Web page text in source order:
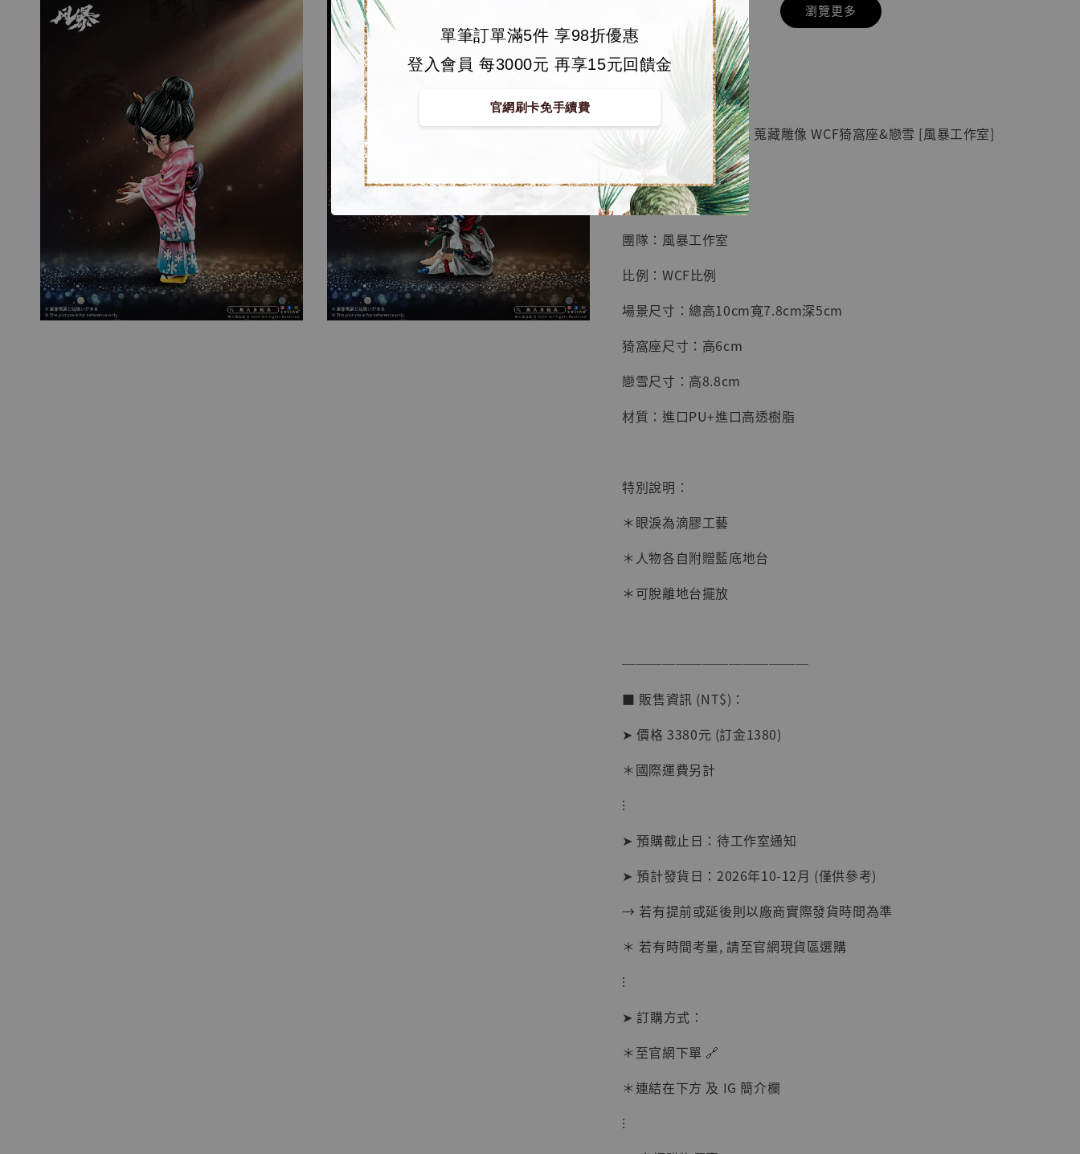
單筆訂單滿5件 享98折優惠
登入會員 每3000元 再享15元回饋金
官網刷卡免手續費
【店內現貨】七龍珠
系列蒐藏雕像 悟空
鳥山明紀念款 [奇蹟
工作室]
NT$ 4,280
NT$ 5,580
- +
加入購物車
系列蒐藏雕像 布魯
克達摩 [7STARS
Studio]
NT$ 1,870
加購優惠【讓子彈飛 鵝城縣長 張麻子 [BK01]】
【現貨】
BJSTUDIO 1/6系列
子 [BK01]
NT$ 5,300
瀏覽更多
🏝【無人島玩具】
【預購】鬼滅之刃 GK 蒐藏雕像 WCF猗窩座&戀雪 [風暴工作室]
■ 商品資訊：
團隊：風暴工作室
比例：WCF比例
場景尺寸：總高10cm寬7.8cm深5cm
猗窩座尺寸：高6cm
戀雪尺寸：高8.8cm
材質：進口PU+進口高透樹脂
特別說明：
＊眼淚為滴膠工藝
＊人物各自附贈藍底地台
＊可脫離地台擺放
──────────────
■ 販售資訊 (NT$)：
➤ 價格 3380元 (訂金1380)
＊國際運費另計
⁝
➤ 預購截止日：待工作室通知
➤ 預計發貨日：2026年10-12月 (僅供參考)
→ 若有提前或延後則以廠商實際發貨時間為準
＊ 若有時間考量, 請至官網現貨區選購
⁝
➤ 訂購方式：
＊至官網下單 🔗
＊連結在下方 及 IG 簡介欄
⁝